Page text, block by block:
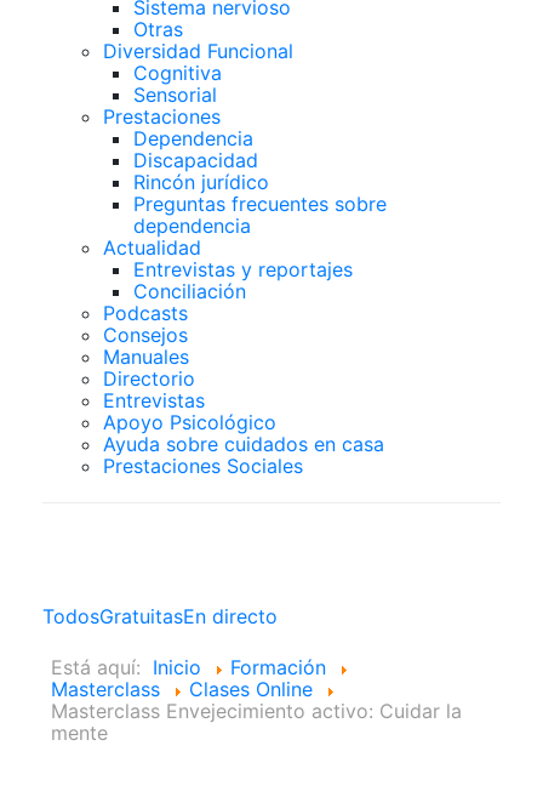
Sistema nervioso
Otras
Diversidad Funcional
Cognitiva
Sensorial
Prestaciones
Dependencia
Discapacidad
Rincón jurídico
Preguntas frecuentes sobre
dependencia
Actualidad
Entrevistas y reportajes
Conciliación
Podcasts
Consejos
Manuales
Directorio
Entrevistas
Apoyo Psicológico
Ayuda sobre cuidados en casa
Prestaciones Sociales
TodosGratuitasEn directo
Está aquí: Inicio
Formación
Masterclass
Clases Online
Masterclass Envejecimiento activo: Cuidar la
mente